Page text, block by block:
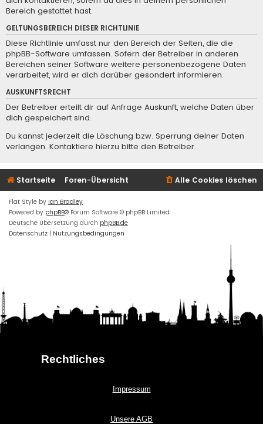
Bereich gestattet hast.
GELTUNGSBEREICH DIESER RICHTLINIE
Diese Richtlinie umfasst nur den Bereich der Seiten, die die
phpBB-Software umfassen. Sofern der Betreiber in anderen
Bereichen seiner Software weitere personenbezogene Daten
verarbeitet, wird er dich darüber gesondert informieren.
AUSKUNFTSRECHT
Der Betreiber erteilt dir auf Anfrage Auskunft, welche Daten über
dich gespeichert sind.
Du kannst jederzeit die Löschung bzw. Sperrung deiner Daten
verlangen. Kontaktiere hierzu bitte den Betreiber.
Startseite Foren-Übersicht Alle Cookies löschen
Flat Style by Ian Bradley
Powered by phpBB® Forum Software © phpBB Limited
Deutsche Übersetzung durch phpBB.de
Datenschutz | Nutzungsbedingungen
Rechtliches
Impressum
Unsere AGB